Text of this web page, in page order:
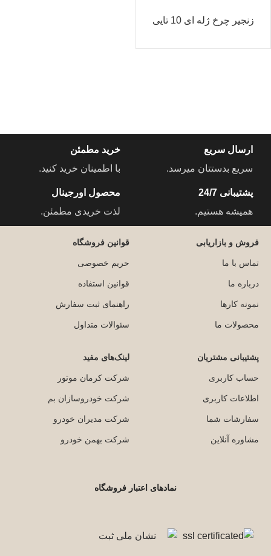
زنجیر چرخ ژله ای 10 تایی
ارسال سریع
سریع بدستتان میرسد.
خرید مطمئن
با اطمینان خرید کنید.
پشتیبانی 24/7
همیشه هستیم.
محصول اورجینال
لذت خریدی مطمئن.
فروش و بازاریابی
تماس با ما
درباره ما
نمونه کارها
محصولات ما
قوانین فروشگاه
حریم خصوصی
قوانین استفاده
راهنمای ثبت سفارش
سئوالات متداول
پشتیبانی مشتریان
حساب کاربری
اطلاعات کاربری
سفارشات شما
مشاوره آنلاین
لینک‌های مفید
شرکت کرمان موتور
شرکت خودروسازان بم
شرکت مدیران خودرو
شرکت بهمن خودرو
نمادهای اعتبار فروشگاه